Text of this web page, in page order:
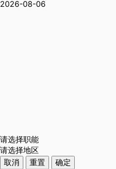
2026-08-06
请选择职能
请选择地区
取消
重置
确定